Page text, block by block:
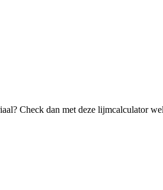
Check dan met deze lijmcalculator